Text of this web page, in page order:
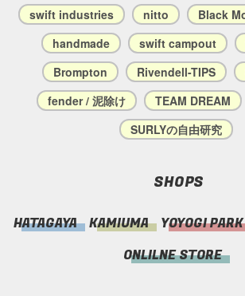
swift industries
nitto
Black
handmade
swift campout
Brompton
Rivendell-TIPS
fender / 泥除け
TEAM DREAM
SURLYの自由研究
SHOPS
HATAGAYA KAMIUMA YOYOGI PARK
ONLILNE STORE